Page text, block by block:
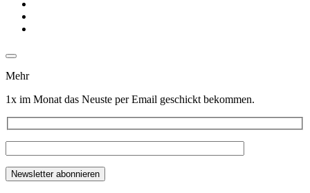
Mehr
1x im Monat das Neuste per Email geschickt bekommen.